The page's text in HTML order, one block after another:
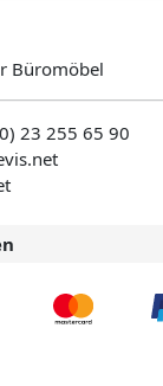
Büromöbel
23 255 65 90
.net